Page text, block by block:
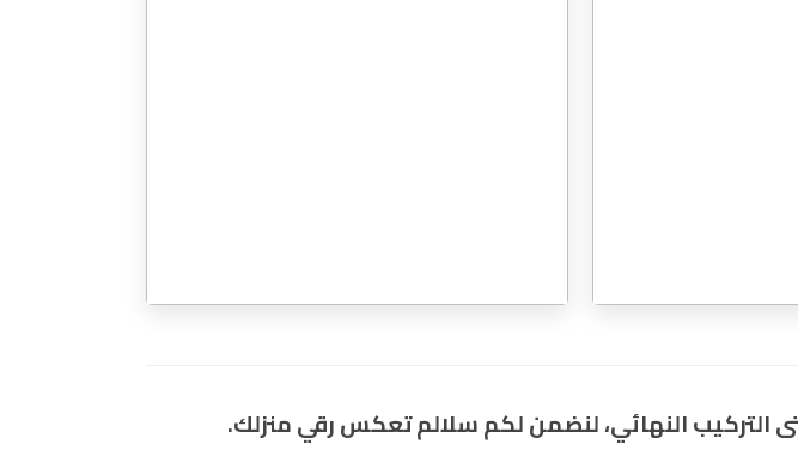
التركيب النهائي، لنضمن لكم سلالم تعكس رقي منزلك.